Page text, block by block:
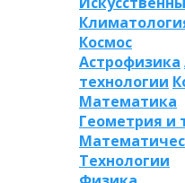
Космос
Астрофизика
технологии
Математика
Геометрия и
Технологии